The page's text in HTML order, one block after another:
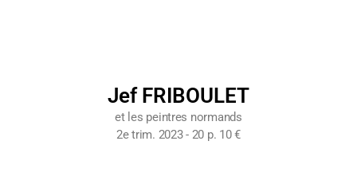
Jef FRIBOULET
et les peintres normands
2e trim. 2023 - 20 p. 10 €